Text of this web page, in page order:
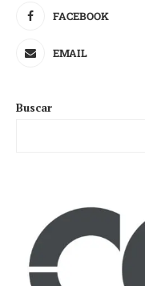
FACEBOOK
EMAIL
Buscar